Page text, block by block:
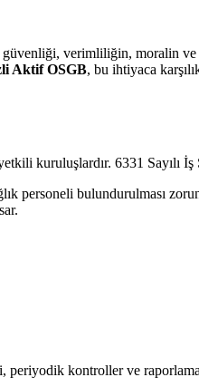
güvenliği, verimliliğin, moralin
Aktif OSGB, bu ihtiyaca
kuruluşlardır. 6331 Sayılı İş
personeli bulundurulması
kontroller ve